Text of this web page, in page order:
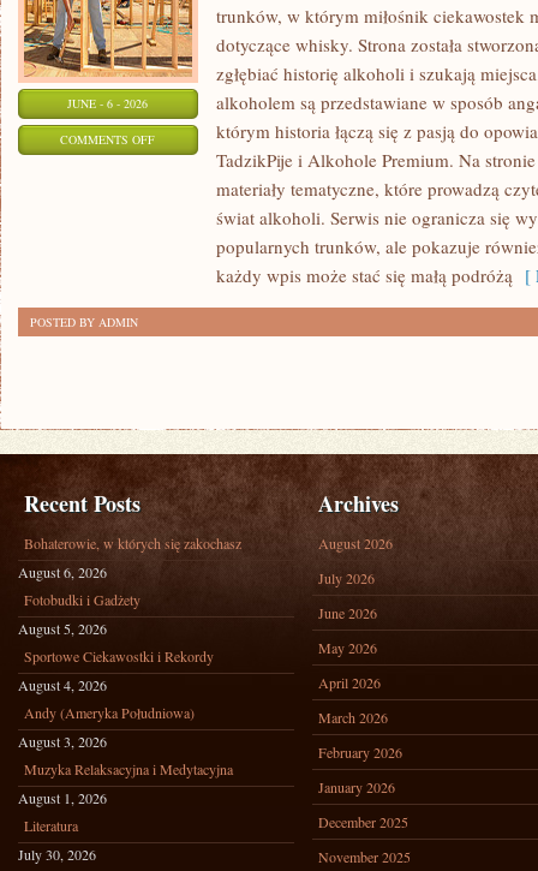
JUNE - 6 - 2026
COMMENTS OFFON
SZAMPANY
trunków, w którym miłośnik ciekawostek
dotyczące whisky. Strona została
zgłębiać historię alkoholi i szukają
alkoholem są przedstawiane w sposób
którym historia łączą się z pasją do
TadzikPije i Alkohole Premium. Na
materiały tematyczne, które prowadzą
świat alkoholi. Serwis nie ogranicza się
popularnych trunków, ale pokazuje
każdy wpis może stać się małą podróżą [
POSTED BY ADMIN
Recent Posts
Bohaterowie, w których się zakochasz
August 6, 2026
Fotobudki i Gadżety
August 5, 2026
Sportowe Ciekawostki i Rekordy
August 4, 2026
Andy (Ameryka Południowa)
August 3, 2026
Muzyka Relaksacyjna i Medytacyjna
August 1, 2026
Literatura
July 30, 2026
Archives
August 2026
July 2026
June 2026
May 2026
April 2026
March 2026
February 2026
January 2026
December 2025
November 2025